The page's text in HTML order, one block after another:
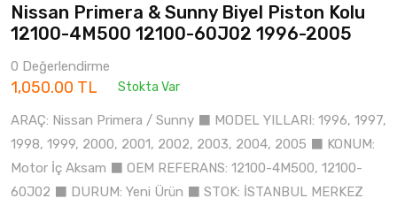
Nissan Primera & Sunny Biyel Piston Kolu
12100-4M500 12100-60J02 1996-2005
0 Değerlendirme
1,050.00 TL Stokta Var
ARAÇ: Nissan Primera / Sunny ⬛ MODEL YILLARI: 1996, 1997,
1998, 1999, 2000, 2001, 2002, 2003, 2004, 2005 ⬛ KONUM:
Motor İç Aksam ⬛ OEM REFERANS: 12100-4M500, 12100-
60J02 ⬛ DURUM: Yeni Ürün ⬛ STOK: İSTANBUL MERKEZ